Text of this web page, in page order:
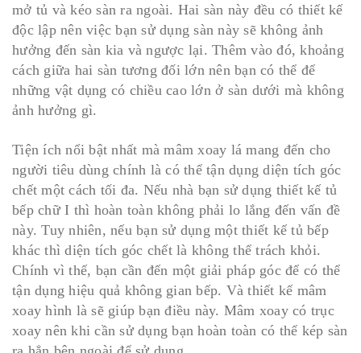
mở tủ và kéo sàn ra ngoài. Hai sàn này đều có thiết kế
độc lập nên việc bạn sử dụng sàn này sẽ không ảnh
hưởng đến sàn kia và ngược lại. Thêm vào đó, khoảng
cách giữa hai sàn tương đối lớn nên bạn có thể để
những vật dụng có chiều cao lớn ở sàn dưới mà không
ảnh hưởng gì.
Tiện ích nổi bật nhất mà mâm xoay lá mang đến cho
người tiêu dùng chính là có thể tận dụng diện tích góc
chết một cách tối đa. Nếu nhà bạn sử dụng thiết kế tủ
bếp chữ I thì hoàn toàn không phải lo lắng đến vấn đề
này. Tuy nhiên, nếu bạn sử dụng một thiết kế tủ bếp
khác thì diện tích góc chết là không thể trách khỏi.
Chính vì thế, bạn cần đến một giải pháp góc để có thể
tận dụng hiệu quả không gian bếp. Và thiết kế mâm
xoay hình là sẽ giúp bạn điều này. Mâm xoay có trục
xoay nên khi cần sử dụng bạn hoàn toàn có thể kép sàn